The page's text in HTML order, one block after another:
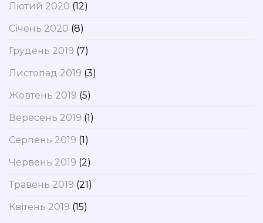
Лютий 2020 (12)
Січень 2020 (8)
Грудень 2019 (7)
Листопад 2019 (3)
Жовтень 2019 (5)
Вересень 2019 (1)
Серпень 2019 (1)
Червень 2019 (2)
Травень 2019 (21)
Квітень 2019 (15)